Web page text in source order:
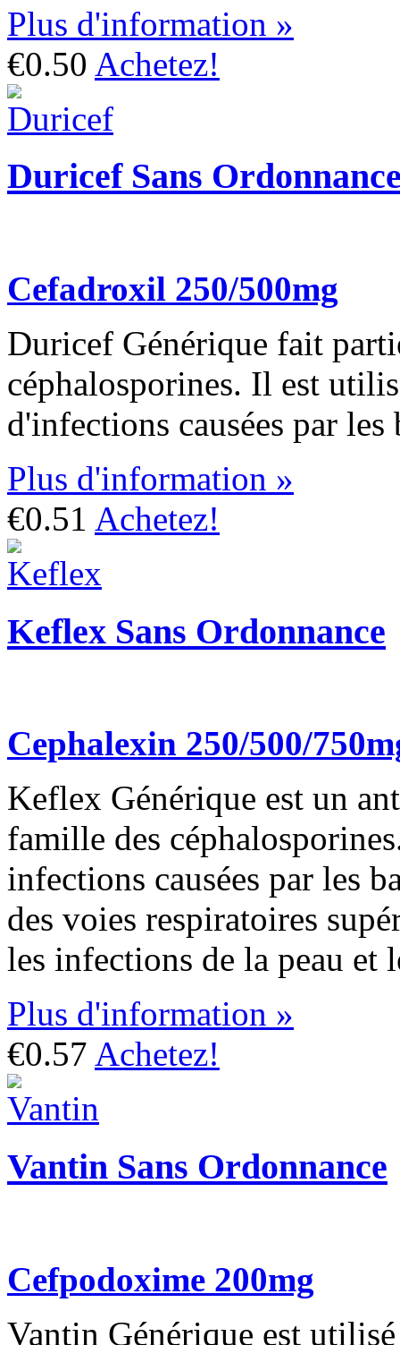
Plus d'information »
€0.50 Achetez!
Duricef Sans
Cefadroxil 250/500mg
Duricef Générique fait
céphalosporines. Il est
d'infections causées par les
Plus d'information »
€0.51 Achetez!
Keflex Sans Ordonnance
Cephalexin 250/500/
Keflex Générique est un
famille des
infections causées par les
des voies respiratoires
les infections de la peau et
Plus d'information »
€0.57 Achetez!
Vantin Sans Ordonnance
Cefpodoxime 200mg
Vantin Générique est